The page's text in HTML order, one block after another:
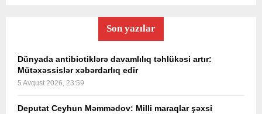
Son yazılar
Dünyada antibiotiklərə davamlılıq təhlükəsi artır:
Mütəxəssislər xəbərdarlıq edir
5 Avqust 2026, 23:59
Deputat Ceyhun Məmmədov: Milli maraqlar şəxsi